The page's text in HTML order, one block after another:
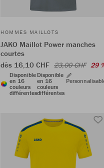
HOMMES MAILLOTS
JAKO Maillot Power manches
courtes
dès 16,10 CHF 23,00 CHF 29
Disponible
en 16
couleurs
différentes
Disponible
en 16
couleurs
différentes